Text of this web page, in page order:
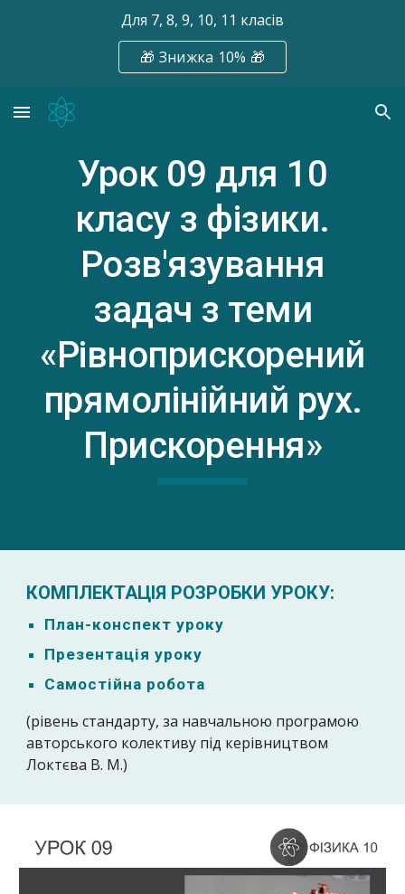
Skip to main content
Для 7, 8, 9, 10, 11 класів
🎁 Знижка 10% 🎁
Урок 09 для 10
класу з фізики.
Розв'язування
задач з теми
«Рівноприскорений
прямолінійний рух.
Прискорення»
КОМПЛЕКТАЦІЯ РОЗРОБКИ УРОКУ:
План-конспект уроку
Презентація уроку
Самостійна робота
(рівень стандарту, за навчальною програмою
авторського колективу під керівництвом
Локтєва В. М.)